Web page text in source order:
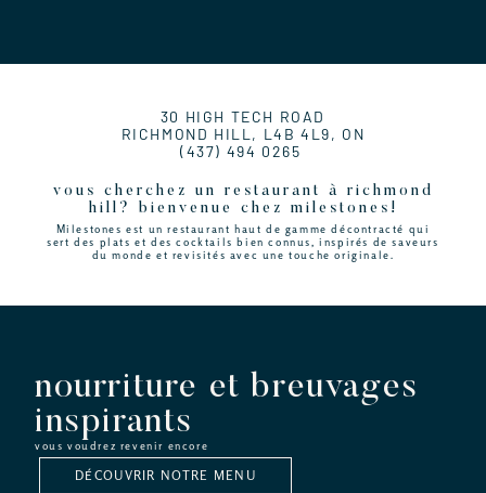
30 HIGH TECH ROAD
RICHMOND HILL, L4B 4L9, ON
(437) 494 0265
vous cherchez un restaurant à richmond
hill? bienvenue chez milestones!
Milestones est un restaurant haut de gamme décontracté qui
sert des plats et des cocktails bien connus, inspirés de saveurs
du monde et revisités avec une touche originale.
nourriture et breuvages
inspirants
vous voudrez revenir encore
DÉCOUVRIR NOTRE MENU